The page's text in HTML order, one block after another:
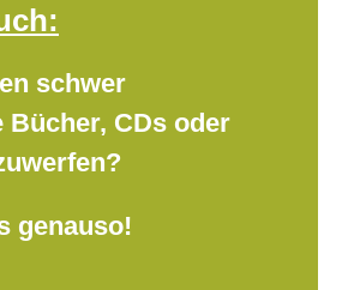
schwer
Bücher, CDs oder
genauso!